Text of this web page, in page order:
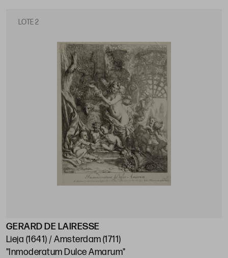
LOTE 2
GERARD DE LAIRESSE
Lieja (1641) / Amsterdam (1711)
"Inmoderatum Dulce Amarum"